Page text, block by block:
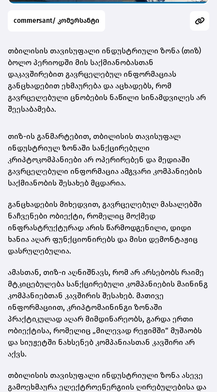
commersant/ კომერსანტი
თბილისის თავისუფალი ინდუსტრიული ზონა (თიზ)
ბოლო პერიოდში მის საქმიანობასთან
დაკავშირებით გავრცელებულ ინფორმაციას
განცხადებით ეხმაურება და აცხადებს, რომ
გავრცელებული ცნობების ნაწილი სინამდვილეს არ
შეესაბამება.
თიზ-ის განმარტებით, თბილისის თავისუფალ
ინდუსტრიულ ზონაში სანქცირებული
კრიპტოკომპანიები არ ოპერირებენ და მედიაში
გავრცელებული ინფორმაცია ამგვარი კომპანიების
საქმიანობის შესახებ მცდარია.
განცხადების მიხედვით, გავრცელებულ მასალებში
ნაჩვენები ობიექტი, რომელიც მოქმედ
ინფრასტრუქტურად არის წარმოდგენილი, დიდი
ხანია აღარ ფუნქციონირებს და მისი დემონტაჟიც
დასრულებულია.
ამასთან, თიზ-ი აღნიშნავს, რომ არ არსებობს რაიმე
მტკიცებულება სანქცირებული კომპანიების მაინინგ
კომპანიებთან კავშირის შესახებ. მათივე
ინფორმაციით, კრიპტომაინინგი ზონაში
პრაქტიკულად აღარ მიმდინარეობს, გარდა ერთი
ობიექტისა, რომელიც „მილევად რეჟიმში“ მუშაობს
და სიუჟეტში ნახსენებ კომპანიასთან კავშირი არ
აქვს.
თბილისის თავისუფალი ინდუსტრიული ზონა ასევე
გამოეხმაურა ელექტროენერგიის ღირებულებისა და